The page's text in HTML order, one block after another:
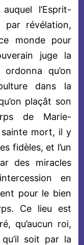
l’Esprit-
révélation,
monde pour
juge la
qu’on
dans la
plaçât son
de Marie-
sainte mort, il y
fidèles, et l’un
des miracles
en
pour le bien
Ce lieu est
qu’aucun roi,
soit par la